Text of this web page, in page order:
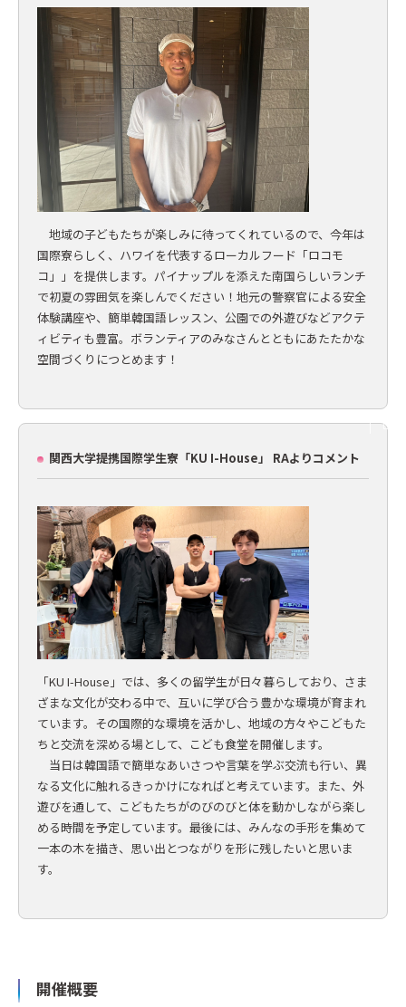
地域の子どもたちが楽しみに待ってくれているので、今年は
国際寮らしく、ハワイを代表するローカルフード「ロコモ
コ」」を提供します。パイナップルを添えた南国らしいランチ
で初夏の雰囲気を楽しんでください！地元の警察官による安全
体験講座や、簡単韓国語レッスン、公園での外遊びなどアクテ
ィビティも豊富。ボランティアのみなさんとともにあたたかな
空間づくりにつとめます！
関西大学提携国際学生寮「KU I-House」 RAよりコメント
「KU I-House」では、多くの留学生が日々暮らしており、さま
ざまな文化が交わる中で、互いに学び合う豊かな環境が育まれ
ています。その国際的な環境を活かし、地域の方々やこどもた
ちと交流を深める場として、こども食堂を開催します。
当日は韓国語で簡単なあいさつや言葉を学ぶ交流も行い、異
なる文化に触れるきっかけになればと考えています。また、外
遊びを通して、こどもたちがのびのびと体を動かしながら楽し
める時間を予定しています。最後には、みんなの手形を集めて
一本の木を描き、思い出とつながりを形に残したいと思いま
す。
開催概要